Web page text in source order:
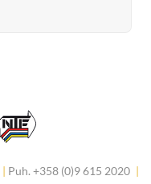
| Puh. +358 (0)9 615 2020 |